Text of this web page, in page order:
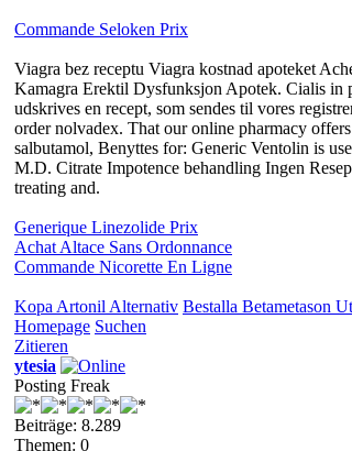
Commande Seloken Prix
Viagra bez receptu Viagra kostnad apoteket
Kamagra Erektil Dysfunksjon Apotek. Cialis in
udskrives en recept, som sendes til vores
order nolvadex. That our online pharmacy
salbutamol, Benyttes for: Generic Ventolin is
M.D. Citrate Impotence behandling Ingen
treating and.
Generique Linezolide Prix
Achat Altace Sans Ordonnance
Commande Nicorette En Ligne
Kopa Artonil Alternativ Bestalla Betametason
Homepage Suchen
Zitieren
ytesia
Posting Freak
Beiträge: 8.289
Themen: 0